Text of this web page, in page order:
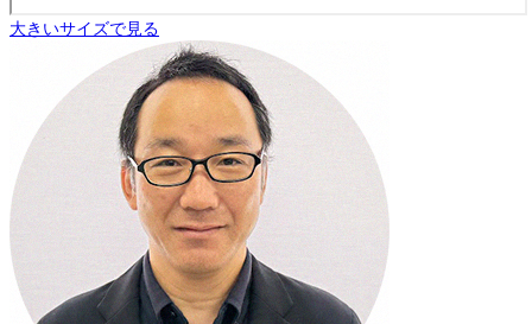
大きいサイズで見る